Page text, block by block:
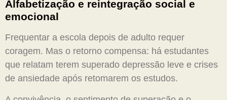
Alfabetização e reintegração social e
emocional
Frequentar a escola depois de adulto requer
coragem. Mas o retorno compensa: há estudantes
que relatam terem superado depressão leve e crises
de ansiedade após retomarem os estudos.